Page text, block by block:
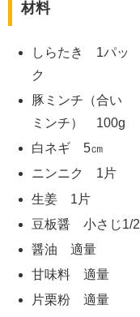
材料
しらたき 1パッ
ク
豚ミンチ（合い
ミンチ） 100g
白ネギ 5㎝
ニンニク 1片
生姜 1片
豆板醤 小さじ1/2
醤油 適量
甘味料 適量
片栗粉 適量